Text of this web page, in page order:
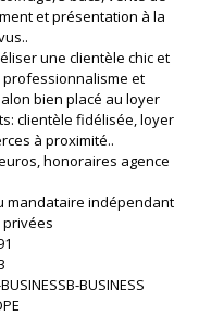
et présentation à la
une clientèle chic et
et
bien placé au loyer
clientèle fidélisée, loyer
à proximité..
honoraires agence
mandataire indépendant
BUSINESS